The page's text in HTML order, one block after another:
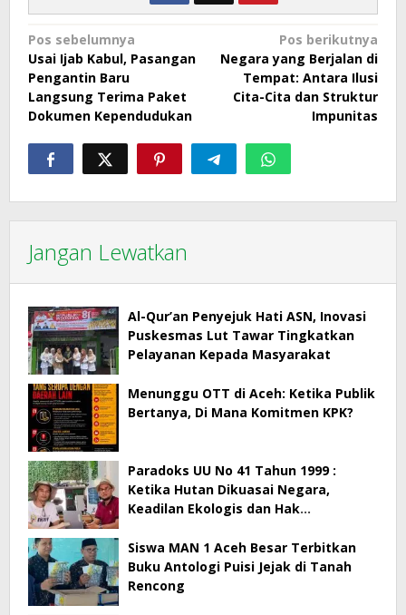
Navigasi
pos
Pos sebelumnya
Usai Ijab Kabul, Pasangan
Pengantin Baru
Langsung Terima Paket
Dokumen Kependudukan
Pos berikutnya
Negara yang Berjalan di
Tempat: Antara Ilusi
Cita-Cita dan Struktur
Impunitas
Jangan Lewatkan
Al-Qur’an Penyejuk Hati ASN, Inovasi
Puskesmas Lut Tawar Tingkatkan
Pelayanan Kepada Masyarakat
Menunggu OTT di Aceh: Ketika Publik
Bertanya, Di Mana Komitmen KPK?
Paradoks UU No 41 Tahun 1999 :
Ketika Hutan Dikuasai Negara,
Keadilan Ekologis dan Hak
Siswa MAN 1 Aceh Besar Terbitkan
Buku Antologi Puisi Jejak di Tanah
Rencong